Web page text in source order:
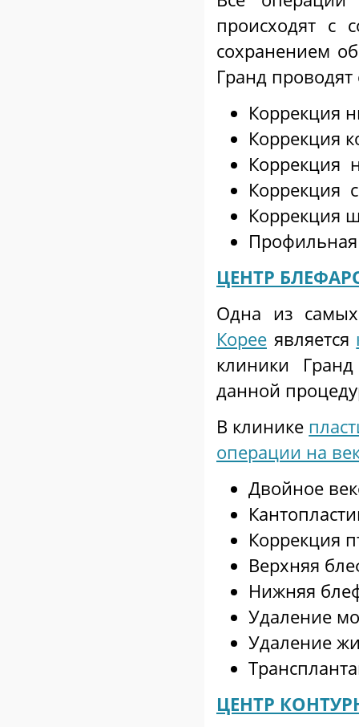
происходят с
сохранением
Гранд
Коррекция
Коррекция
Коррекция
Коррекция
Коррекция
ЦЕНТР
Одна из
Корее является
клиники
данной
В клинике
операции на
Двойное
Коррекция
Верхняя
Нижняя
Удаление
Удаление
ЦЕНТР